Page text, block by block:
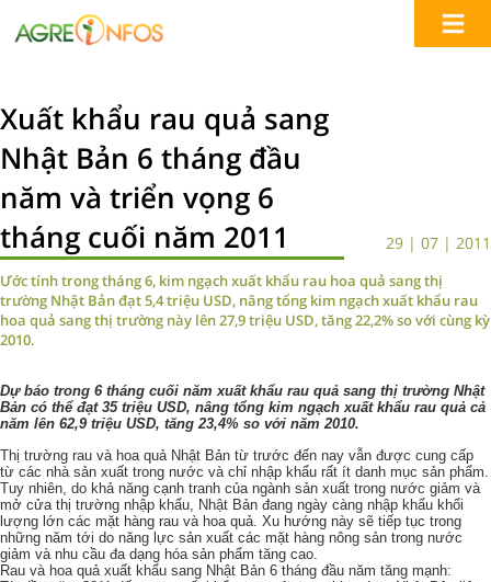
Xuất khẩu rau quả sang
Nhật Bản 6 tháng đầu
năm và triển vọng 6
tháng cuối năm 2011
29 | 07 | 2011
Ước tính trong tháng 6, kim ngạch xuất khẩu rau hoa quả sang thị
trường Nhật Bản đạt 5,4 triệu USD, nâng tổng kim ngạch xuất khẩu rau
hoa quả sang thị trường này lên 27,9 triệu USD, tăng 22,2% so với cùng kỳ
2010.
Dự báo trong 6 tháng cuối năm xuất khẩu rau quả sang thị trường Nhật
Bản có thể đạt 35 triệu USD, nâng tổng kim ngạch xuất khẩu rau quả cả
năm lên 62,9 triệu USD, tăng 23,4% so với năm 2010.
Thị trường rau và hoa quả Nhật Bản từ trước đến nay vẫn được cung cấp
từ các nhà sản xuất trong nước và chỉ nhập khẩu rất ít danh mục sản phẩm.
Tuy nhiên, do khả năng cạnh tranh của ngành sản xuất trong nước giảm và
mở cửa thị trường nhập khẩu, Nhật Bản đang ngày càng nhập khẩu khối
lượng lớn các mặt hàng rau và hoa quả. Xu hướng này sẽ tiếp tục trong
những năm tới do năng lực sản xuất các mặt hàng nông sản trong nước
giảm và nhu cầu đa dạng hóa sản phẩm tăng cao.
Rau và hoa quả xuất khẩu sang Nhật Bản 6 tháng đầu năm tăng mạnh: